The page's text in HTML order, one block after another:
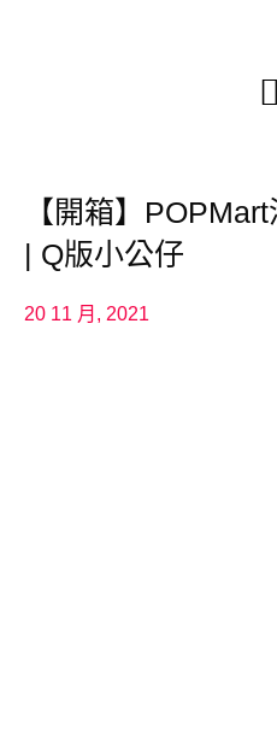
【開箱】
| Q版小公仔
20 11 月, 2021